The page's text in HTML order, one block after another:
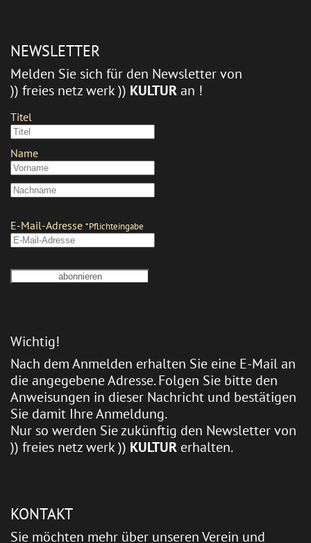
NEWSLETTER
Melden Sie sich für den Newsletter von
)) freies netz werk )) KULTURan !
Wichtig!
Nach dem Anmelden erhalten Sie eine E-Mail an
die angegebene Adresse. Folgen Sie bitte den
Anweisungen in dieser Nachricht und bestätigen
Sie damit Ihre Anmeldung.
Nur so werden Sie zukünftig den Newsletter von
)) freies netz werk )) KULTUR erhalten.
KONTAKT
Sie möchten mehr über unseren Verein und